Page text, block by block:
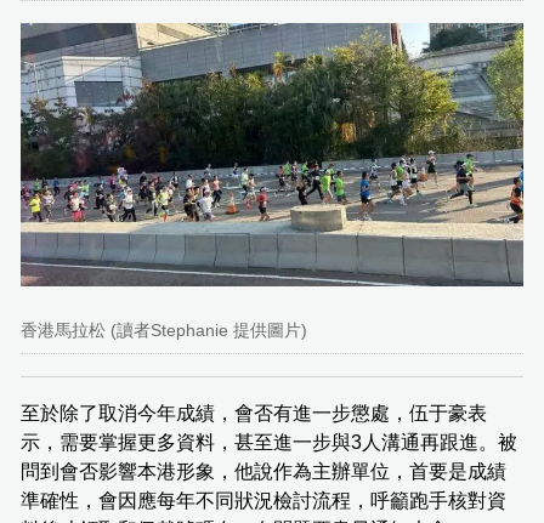
香港馬拉松 (讀者Stephanie 提供圖片)
至於除了取消今年成績，會否有進一步懲處，伍于豪表
示，需要掌握更多資料，甚至進一步與3人溝通再跟進。被
問到會否影響本港形象，他說作為主辦單位，首要是成績
準確性，會因應每年不同狀況檢討流程，呼籲跑手核對資